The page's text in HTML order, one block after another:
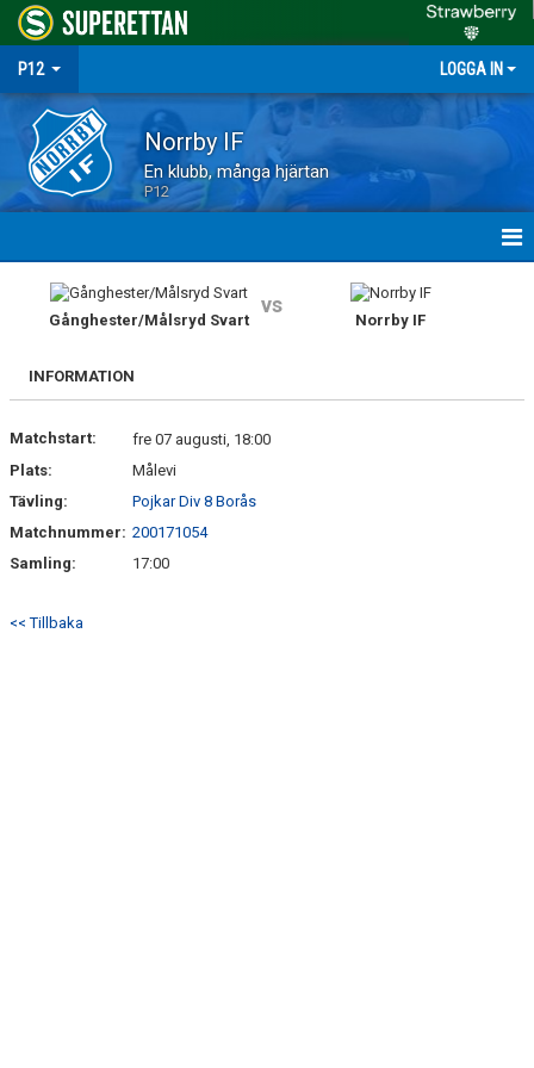
P12 LOGGA IN
Norrby IF
En klubb, många hjärtan
P12
MATCHER
TRUPPEN
BILDER
Gånghester/Målsryd Svart
vs
Norrby IF
INFORMATION
Matchstart:
fre 07 augusti, 18:00
Plats:
Målevi
Tävling:
Pojkar Div 8 Borås
Matchnummer: 200171054
Samling:
17:00
<< Tillbaka